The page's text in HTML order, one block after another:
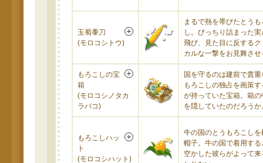
玉蜀黍刀
(モロコシトウ)
まるで熱を帯びたとうも
し。びっちり詰まった
飛び、見た目に反するク
カルな一撃をお見舞させ
もろこしの宝
箱
(モロコシノタカ
ラバコ)
国を守るのは建前で貴
もろこしの独占を画策
が持っていた宝箱。箱の
を隠していたのだろうか
もろこしハッ
ト
(モロコシハット)
牛の国のとうもろこしを
帽子。牛の国で着用する
空かした彼らがよって来